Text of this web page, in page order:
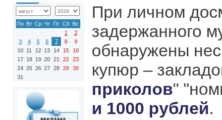
Пн Вт Ср Чт Пт Сб Вс
1
2
3
4 5 6 7 8
9
10 11 12 13 14 15
16
17 18 19 20 21 22
23
24 25 26 27 28 29
30
31
При личном
задержанного
обнаружены
купюр –
приколов"
и 1000 рублей.